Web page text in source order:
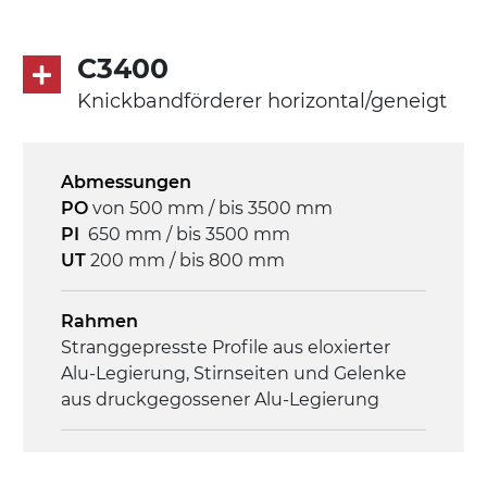
Untersetzungsgetriebe mit Kupplung, 3-
phasiger Asynchronmotor für
Mehrfachspannung 230/400Vac-50Hz-
3Ph
Geschwindigkeit
4 m/Minute
Steuerung
On/Off, E-Stopp, Motor-
C3400
Knickbandförderer horizontal/geneigt
Abmessungen
PO von 500 mm / bis 3500 mm
PI 650 mm / bis 3500 mm
UT 200 mm / bis 800 mm
Rahmen
Stranggepresste Profile aus eloxierter
Alu-Legierung, Stirnseiten und Gelenke
aus druckgegossener Alu-Legierung